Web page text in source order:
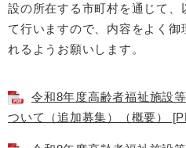
設の所在する市町村を通じて
て行いますので、内容をよく御
れるようお願いします。
令和8年度高齢者福祉施設
ついて（追加募集）（概要）